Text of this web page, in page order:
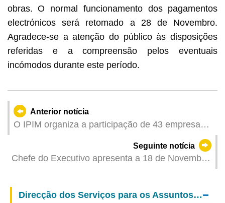
obras. O normal funcionamento dos pagamentos
electrónicos será retomado a 28 de Novembro.
Agradece-se a atenção do público às disposições
referidas e a compreensão pelos eventuais
incómodos durante este período.
Anterior notícia
O IPIM organiza a participação de 43 empresas
Importação da China (CIIE) Marcas de Macau do
sector de Grande Saúde expandem os seus
nível nacional
Seguinte notícia
Chefe do Executivo apresenta a 18 de Novembro
para o ano de 2026
Direcção dos Serviços para os Assuntos de Tráfego